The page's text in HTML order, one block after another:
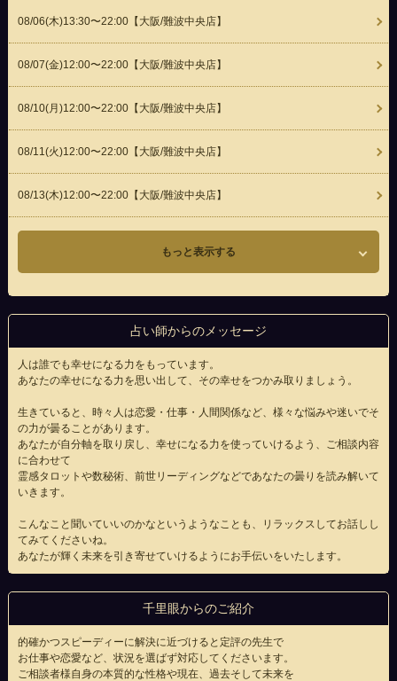
08/06(木)13:30〜22:00【大阪/難波中央店】
08/07(金)12:00〜22:00【大阪/難波中央店】
08/10(月 )12:00〜22:00【大阪/難波中央店】
08/11(火)12:00〜22:00【大阪/難波中央店】
08/13(木)12:00〜22:00【大阪/難波中央店】
もっと表示する
占い師からのメッセージ
人は誰でも幸せになる力をもっています。
あなたの幸せになる力を思い出して、その幸せをつかみ取りましょう。
生きていると、時々人は恋愛・仕事・人間関係など、様々な悩みや迷いでそ
の力が曇ることがあります。
あなたが自分軸を取り戻し、幸せになる力を使っていけるよう、ご相談内容
に合わせて
霊感タロットや数秘術、前世リーディングなどであなたの曇りを読み解いて
いきます。
こんなこと聞いていいのかなというようなことも、リラックスしてお話しし
てみてくださいね。
あなたが輝く未来を引き寄せていけるようにお手伝いをいたします。
千里眼からのご紹介
的確かつスピーディーに解決に近づけると定評の先生で
お仕事や恋愛など、状況を選ばず対応してくださいます。
ご相談者様自身の本質的な性格や現在、過去そして未来を